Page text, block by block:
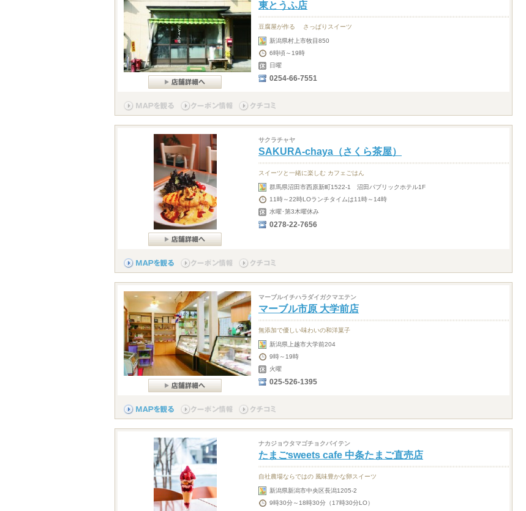
東とうふ店
豆腐屋が作る さっぱりスイーツ
新潟県村上市牧目850
6時頃～19時
日曜
0254-66-7551
サクラチャヤ
SAKURA-chaya（さくら茶屋）
スイーツと一緒に楽しむ カフェごはん
群馬県沼田市西原新町1522-1 沼田パブリックホテル1F
11時～22時LOランチタイムは11時～14時
水曜･第3木曜休み
0278-22-7656
マーブルイチハラダイガクマエテン
マーブル市原 大学前店
無添加で優しい味わいの和洋菓子
新潟県上越市大学前204
9時～19時
火曜
025-526-1395
ナカジョウタマゴチョクバイテン
たまごsweets cafe 中条たまご直売店
自社農場ならではの 風味豊かな卵スイーツ
新潟県新潟市中央区長潟1205-2
9時30分～18時30分（17時30分LO）